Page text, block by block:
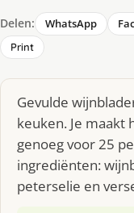
Delen: WhatsApp
Print
Gevulde
keuken. Je maakt
genoeg voor 25
ingrediënten:
peterselie en